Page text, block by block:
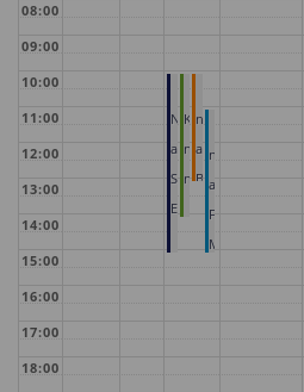
08:00
09:00
10:00
11:00
12:00
13:00
14:00
15:00
16:00
17:00
18:00
Nap
a
Soproni
Egyetemen
Kar
nyílt
napja
nap
a
Benedek
Karon
nap
a
Faipari
Mérnöki